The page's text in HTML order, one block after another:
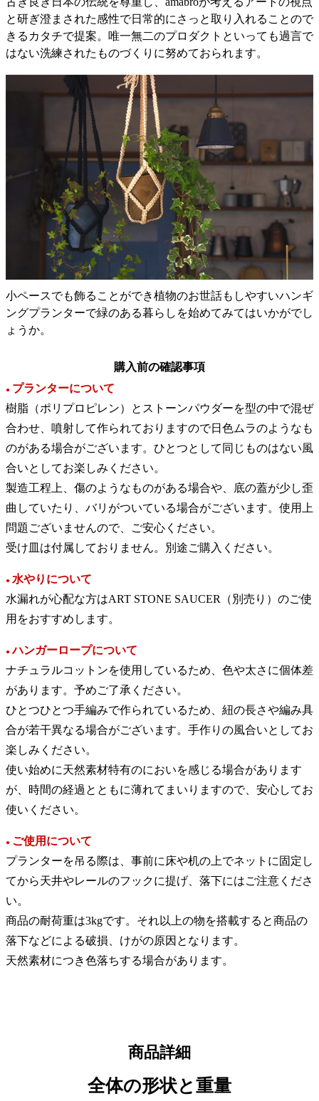
と研ぎ澄まされた感性で日常的にさっと取り入れることので
きるカタチで提案。唯一無二のプロダクトといっても過言で
はない洗練されたものづくりに努めておられます。
小ペースでも飾ることができ植物のお世話もしやすいハンギ
ングプランターで緑のある暮らしを始めてみてはいかがでし
ょうか。
購入前の確認事項
● プランターについて
樹脂（ポリプロピレン）とストーンパウダーを型の中で混ぜ
合わせ、噴射して作られておりますので日色ムラのようなも
のがある場合がございます。ひとつとして同じものはない風
合いとしてお楽しみください。
製造工程上、傷のようなものがある場合や、底の蓋が少し歪
曲していたり、バリがついている場合がございます。使用上
問題ございませんので、ご安心ください。
受け皿は付属しておりません。別途ご購入ください。
● 水やりについて
水漏れが心配な方はART STONE SAUCER（別売り）のご使
用をおすすめします。
● ハンガーロープについて
ナチュラルコットンを使用しているため、色や太さに個体差
があります。予めご了承ください。
ひとつひとつ手編みで作られているため、紐の長さや編み具
合が若干異なる場合がございます。手作りの風合いとしてお
楽しみください。
使い始めに天然素材特有のにおいを感じる場合があります
が、時間の経過とともに薄れてまいりますので、安心してお
使いください。
● ご使用について
プランターを吊る際は、事前に床や机の上でネットに固定し
てから天井やレールのフックに提げ、落下にはご注意くださ
い。
商品の耐荷重は3kgです。それ以上の物を搭載すると商品の
落下などによる破損、けがの原因となります。
天然素材につき色落ちする場合があります。
商品詳細
全体の形状と重量